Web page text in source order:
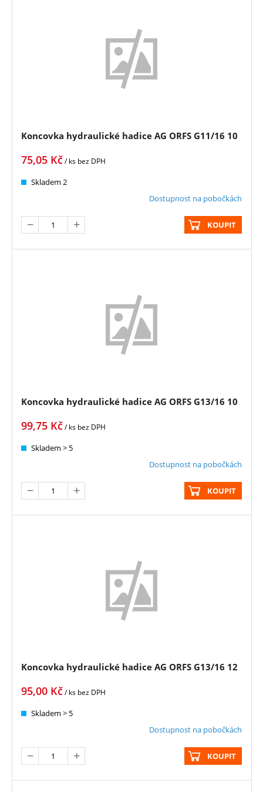
Koncovka hydraulické hadice AG ORFS G11/16 10
75,05 Kč/ ks bez DPH
Skladem 2
Dostupnost na pobočkách
KOUPIT
Koncovka hydraulické hadice AG ORFS G13/16 10
99,75 Kč/ ks bez DPH
Skladem > 5
Dostupnost na pobočkách
KOUPIT
Koncovka hydraulické hadice AG ORFS G13/16 12
95,00 Kč/ ks bez DPH
Skladem > 5
Dostupnost na pobočkách
KOUPIT